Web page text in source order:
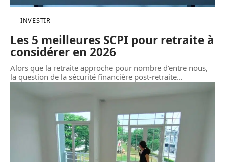
INVESTIR
Les 5 meilleures SCPI pour retraite à
considérer en 2026
Alors que la retraite approche pour nombre d'entre nous,
la question de la sécurité financière post-retraite…